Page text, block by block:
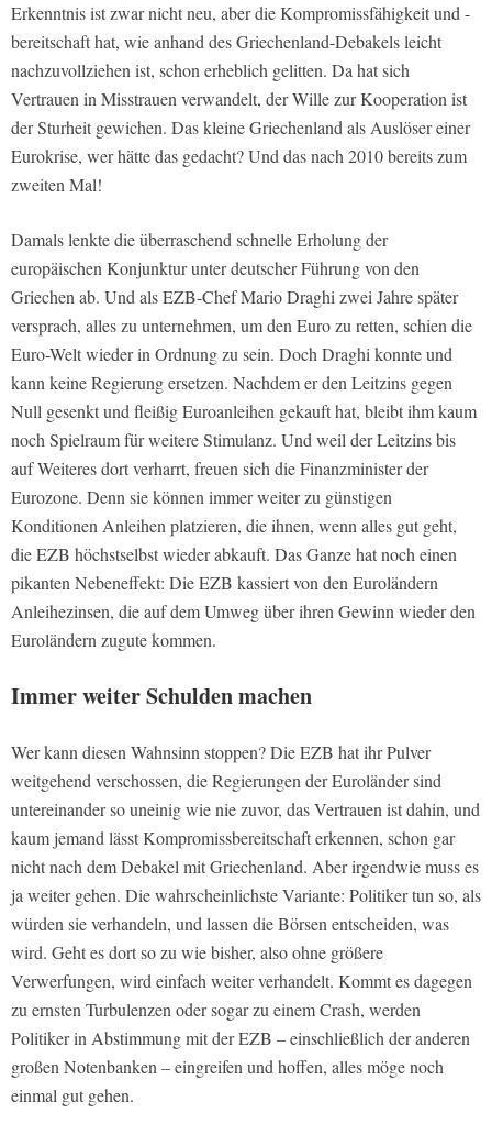
Erkenntnis ist zwar nicht neu, aber die Kompromissfähigkeit und -
bereitschaft hat, wie anhand des Griechenland-Debakels leicht
nachzuvollziehen ist, schon erheblich gelitten. Da hat sich
Vertrauen in Misstrauen verwandelt, der Wille zur Kooperation ist
der Sturheit gewichen. Das kleine Griechenland als Auslöser einer
Eurokrise, wer hätte das gedacht? Und das nach 2010 bereits zum
zweiten Mal!
Damals lenkte die überraschend schnelle Erholung der
europäischen Konjunktur unter deutscher Führung von den
Griechen ab. Und als EZB-Chef Mario Draghi zwei Jahre später
versprach, alles zu unternehmen, um den Euro zu retten, schien die
Euro-Welt wieder in Ordnung zu sein. Doch Draghi konnte und
kann keine Regierung ersetzen. Nachdem er den Leitzins gegen
Null gesenkt und fleißig Euroanleihen gekauft hat, bleibt ihm kaum
noch Spielraum für weitere Stimulanz. Und weil der Leitzins bis
auf Weiteres dort verharrt, freuen sich die Finanzminister der
Eurozone. Denn sie können immer weiter zu günstigen
Konditionen Anleihen platzieren, die ihnen, wenn alles gut geht,
die EZB höchstselbst wieder abkauft. Das Ganze hat noch einen
pikanten Nebeneffekt: Die EZB kassiert von den Euroländern
Anleihezinsen, die auf dem Umweg über ihren Gewinn wieder den
Euroländern zugute kommen.
Immer weiter Schulden machen
Wer kann diesen Wahnsinn stoppen? Die EZB hat ihr Pulver
weitgehend verschossen, die Regierungen der Euroländer sind
untereinander so uneinig wie nie zuvor, das Vertrauen ist dahin, und
kaum jemand lässt Kompromissbereitschaft erkennen, schon gar
nicht nach dem Debakel mit Griechenland. Aber irgendwie muss es
ja weiter gehen. Die wahrscheinlichste Variante: Politiker tun so, als
würden sie verhandeln, und lassen die Börsen entscheiden, was
wird. Geht es dort so zu wie bisher, also ohne größere
Verwerfungen, wird einfach weiter verhandelt. Kommt es dagegen
zu ernsten Turbulenzen oder sogar zu einem Crash, werden
Politiker in Abstimmung mit der EZB – einschließlich der anderen
großen Notenbanken – eingreifen und hoffen, alles möge noch
einmal gut gehen.